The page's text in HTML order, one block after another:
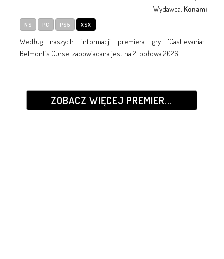
Wydawca: Konami
NS PC PS5 XSX
Według naszych informacji premiera gry 'Castlevania:
Belmont’s Curse' zapowiadana jest na 2. połowa 2026.
ZOBACZ WIĘCEJ PREMIER...